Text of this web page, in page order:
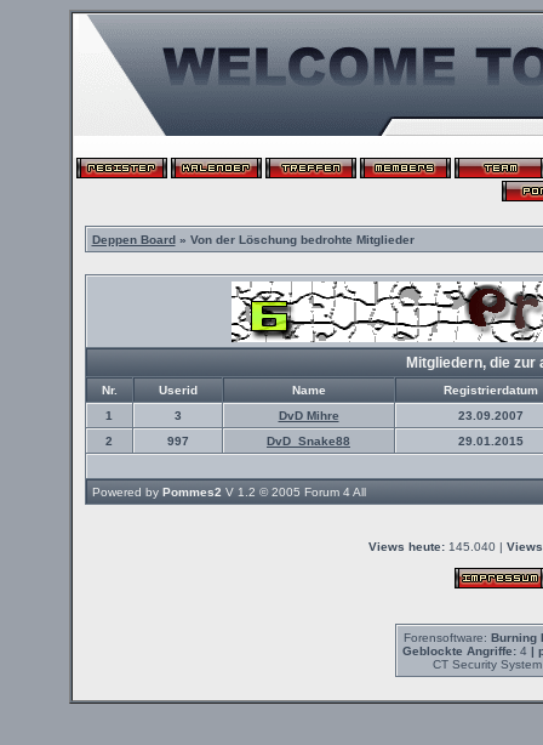
Deppen Board» Von der Löschung bedrohte Mitglieder
Mitgliedern, die
Nr. Userid Name
Registrierdatum
1
3 DvD Mihre
23.09.2007
2
997 DvD_Snake88 29.01.2015
Powered by Pommes2 V 1.2 © 2005 Forum 4 All
Views heute: 145.040 |
Forensoftware: Burning
Geblockte Angriffe:4 |
CT Security